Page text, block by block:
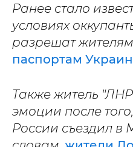
Ранее стало
условиях
разрешат жителям
паспортам
Также житель
эмоции после
России съездил в